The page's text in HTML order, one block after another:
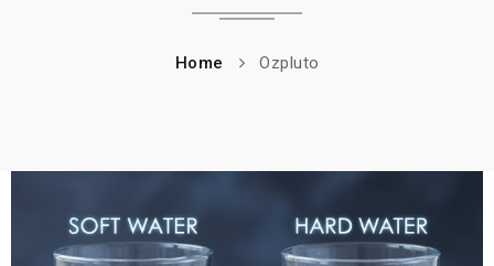
Home Ozpluto